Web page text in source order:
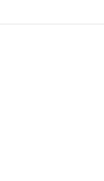
konten